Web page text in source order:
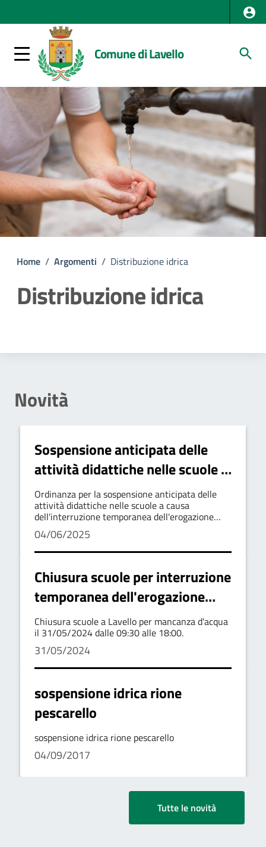
Comune di Lavello
Home / Argomenti / Distribuzione idrica
Distribuzione idrica
Novità
Sospensione anticipata delle
attività didattiche nelle scuole a
causa dell'interruzione
temporanea dell'erogazione
idrica del giorno 04 giugno 2025
Ordinanza per la sospensione anticipata delle
attività didattiche nelle scuole a causa
dell'interruzione temporanea dell'erogazione
idrica del giorno 04 giugno 2025
04/06/2025
Chiusura scuole per interruzione
temporanea dell'erogazione
idrica
Chiusura scuole a Lavello per mancanza d'acqua
il 31/05/2024 dalle 09:30 alle 18:00.
31/05/2024
sospensione idrica rione
pescarello
sospensione idrica rione pescarello
04/09/2017
Tutte le novità